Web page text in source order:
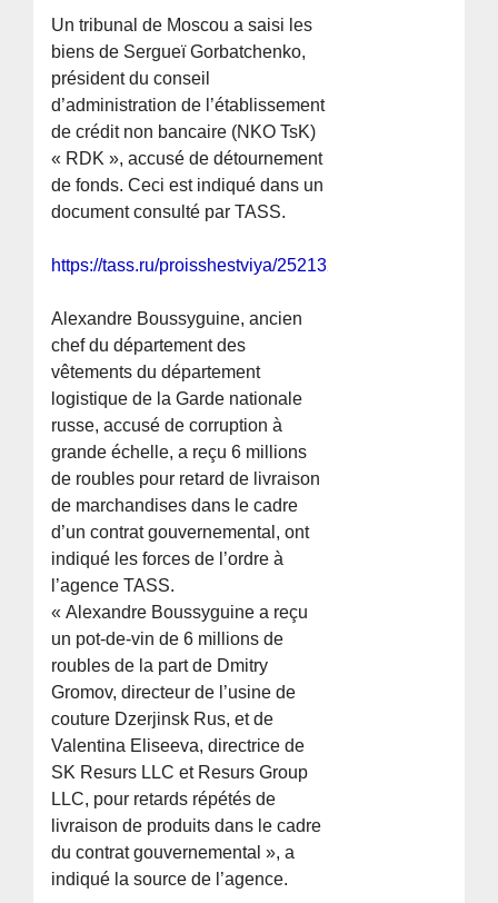
Un tribunal de Moscou a saisi les
biens de Sergueï Gorbatchenko,
président du conseil
d’administration de l’établissement
de crédit non bancaire (NKO TsK)
« RDK », accusé de détournement
de fonds. Ceci est indiqué dans un
document consulté par TASS.
https://tass.ru/proisshestviya/25213257
Alexandre Boussyguine, ancien
chef du département des
vêtements du département
logistique de la Garde nationale
russe, accusé de corruption à
grande échelle, a reçu 6 millions
de roubles pour retard de livraison
de marchandises dans le cadre
d’un contrat gouvernemental, ont
indiqué les forces de l’ordre à
l’agence TASS.
« Alexandre Boussyguine a reçu
un pot-de-vin de 6 millions de
roubles de la part de Dmitry
Gromov, directeur de l’usine de
couture Dzerjinsk Rus, et de
Valentina Eliseeva, directrice de
SK Resurs LLC et Resurs Group
LLC, pour retards répétés de
livraison de produits dans le cadre
du contrat gouvernemental », a
indiqué la source de l’agence.